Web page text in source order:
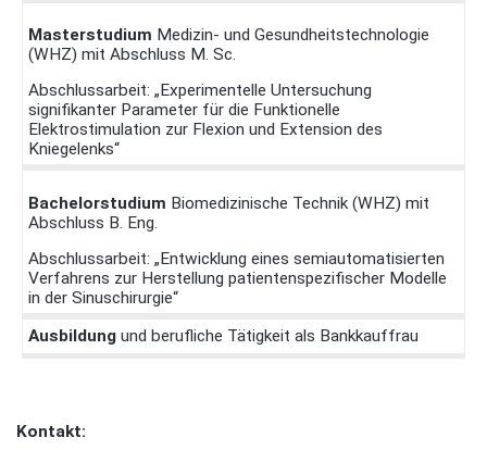
Masterstudium Medizin- und Gesundheitstechnologie
(WHZ) mit Abschluss M. Sc.
Abschlussarbeit: „Experimentelle Untersuchung
signifikanter Parameter für die Funktionelle
Elektrostimulation zur Flexion und Extension des
Kniegelenks“
Bachelorstudium Biomedizinische Technik (WHZ) mit
Abschluss B. Eng.
Abschlussarbeit: „Entwicklung eines semiautomatisierten
Verfahrens zur Herstellung patientenspezifischer Modelle
in der Sinuschirurgie“
Ausbildung und berufliche Tätigkeit als Bankkauffrau
Kontakt: